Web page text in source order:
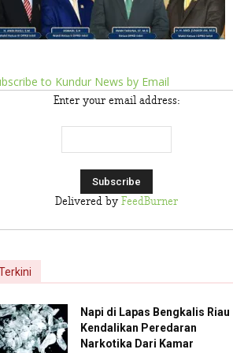
to Kundur News by Email
Enter your email address:
Delivered by FeedBurner
Napi di Lapas Bengkalis Riau
Kendalikan Peredaran
Narkotika Dari Kamar